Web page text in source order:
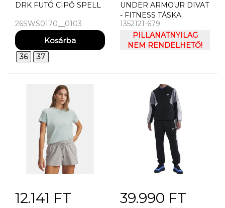
DRK FUTÓ CIPŐ SPELL
26SWS0170__0103
36 37
UNDER ARMOUR DIVAT
- FITNESS TÁSKA
DÁMSKÁ TAKA UNDER
ARMOUR FAVORITE
METALLIC TOTE
1352121-679
PILLANATNYILAG
NEM RENDELHETŐ!
12.141 FT 39.990 FT